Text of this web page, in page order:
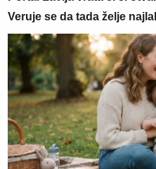
Veruje se da tada želje